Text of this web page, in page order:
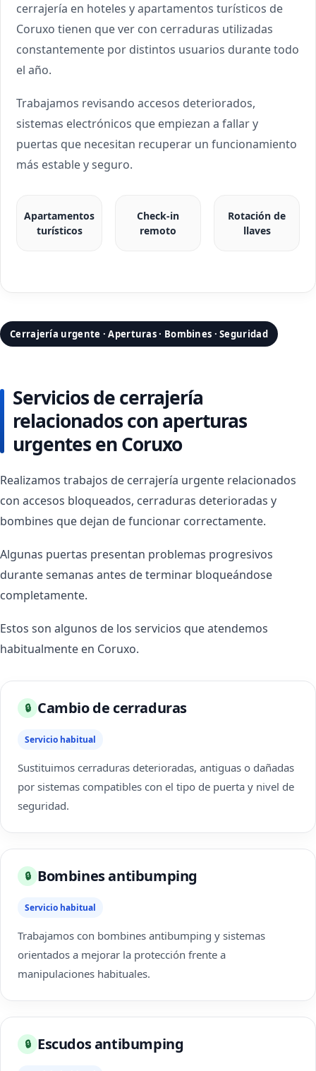
cerrajería en hoteles y apartamentos turísticos de
Coruxo tienen que ver con cerraduras utilizadas
constantemente por distintos usuarios durante todo
el año.
Trabajamos revisando accesos deteriorados,
sistemas electrónicos que empiezan a fallar y
puertas que necesitan recuperar un funcionamiento
más estable y seguro.
Apartamentos
turísticos
Check-in
remoto
Rotación de
llaves
Cerrajería urgente · Aperturas · Bombines · Seguridad
Servicios de cerrajería
relacionados con aperturas
urgentes en Coruxo
Realizamos trabajos de cerrajería urgente relacionados
con accesos bloqueados, cerraduras deterioradas y
bombines que dejan de funcionar correctamente.
Algunas puertas presentan problemas progresivos
durante semanas antes de terminar bloqueándose
completamente.
Estos son algunos de los servicios que atendemos
habitualmente en Coruxo.
🔒 Cambio de cerraduras
Servicio habitual
Sustituimos cerraduras deterioradas, antiguas o dañadas
por sistemas compatibles con el tipo de puerta y nivel de
seguridad.
🔒 Bombines antibumping
Servicio habitual
Trabajamos con bombines antibumping y sistemas
orientados a mejorar la protección frente a
manipulaciones habituales.
🔒 Escudos antibumping